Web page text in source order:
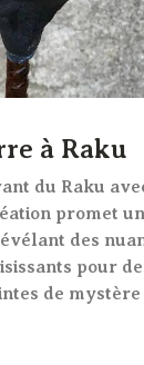
à Raku
du Raku
promet
des
pour
de mystère